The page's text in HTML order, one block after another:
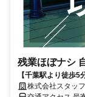
残業ほぼナシ
【千葉駅より徒歩
を活かして働きま
株式会社スタッ